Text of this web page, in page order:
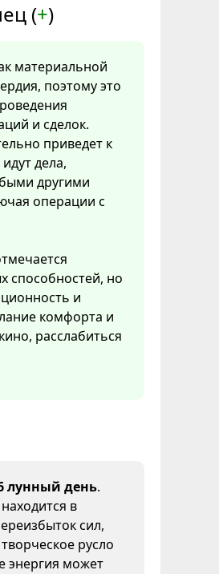
(+)
материальной
поэтому это
и сделок.
приведет к
дела,
другими
операции с
способностей, но
и
комфорта и
расслабиться
лунный день.
в
сил,
русло
энергия может